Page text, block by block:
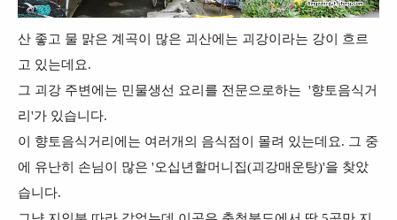
산 좋고 물 맑은 계곡이 많은 괴산에는 괴강이라는 강이 흐르
고 있는데요.
그 괴강 주변에는 민물생선 요리를 전문으로하는 '향토음식거
리'가 있습니다.
이 향토음식거리에는 여러개의 음식점이 몰려 있는데요. 그 중
에 유난히 손님이 많은 '오십년할머니집(괴강매운탕)'을 찾았
습니다.